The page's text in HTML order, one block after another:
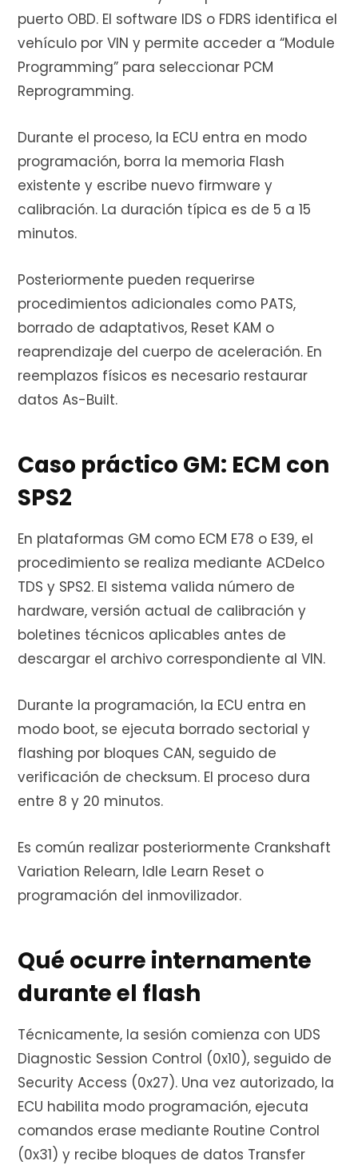
puerto OBD. El software IDS o FDRS identifica el
vehículo por VIN y permite acceder a “Module
Programming” para seleccionar PCM
Reprogramming.
Durante el proceso, la ECU entra en modo
programación, borra la memoria Flash
existente y escribe nuevo firmware y
calibración. La duración típica es de 5 a 15
minutos.
Posteriormente pueden requerirse
procedimientos adicionales como PATS,
borrado de adaptativos, Reset KAM o
reaprendizaje del cuerpo de aceleración. En
reemplazos físicos es necesario restaurar
datos As-Built.
Caso práctico GM: ECM con
SPS2
En plataformas GM como ECM E78 o E39, el
procedimiento se realiza mediante ACDelco
TDS y SPS2. El sistema valida número de
hardware, versión actual de calibración y
boletines técnicos aplicables antes de
descargar el archivo correspondiente al VIN.
Durante la programación, la ECU entra en
modo boot, se ejecuta borrado sectorial y
flashing por bloques CAN, seguido de
verificación de checksum. El proceso dura
entre 8 y 20 minutos.
Es común realizar posteriormente Crankshaft
Variation Relearn, Idle Learn Reset o
programación del inmovilizador.
Qué ocurre internamente
durante el flash
Técnicamente, la sesión comienza con UDS
Diagnostic Session Control (0x10), seguido de
Security Access (0x27). Una vez autorizado, la
ECU habilita modo programación, ejecuta
comandos erase mediante Routine Control
(0x31) y recibe bloques de datos Transfer